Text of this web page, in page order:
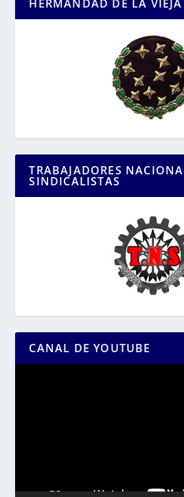
HERMANDAD DE LA
TRABAJADORES
SINDICALISTAS
CANAL DE YOUTUBE